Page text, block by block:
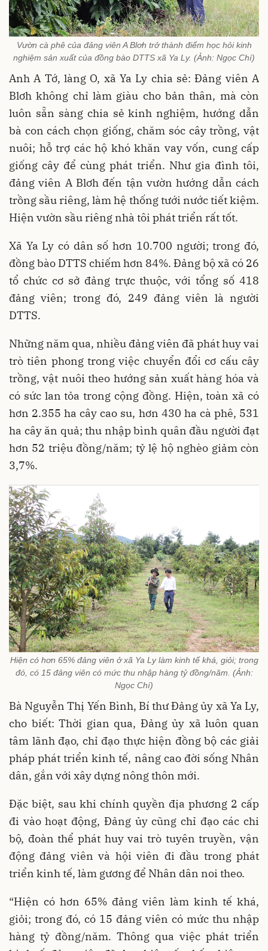
Vườn cà phê của đảng viên A Blơh trở thành điểm học hỏi kinh
nghiệm sản xuất của đồng bào DTTS xã Ya Ly. (Ảnh: Ngọc Chí)
Anh A Tớ, làng O, xã Ya Ly chia sẻ: Đảng viên A
Blơh không chỉ làm giàu cho bản thân, mà còn
luôn sẵn sàng chia sẻ kinh nghiệm, hướng dẫn
bà con cách chọn giống, chăm sóc cây trồng, vật
nuôi; hỗ trợ các hộ khó khăn vay vốn, cung cấp
giống cây để cùng phát triển. Như gia đình tôi,
đảng viên A Blơh đến tận vườn hướng dẫn cách
trồng sầu riêng, làm hệ thống tưới nước tiết kiệm.
Hiện vườn sầu riêng nhà tôi phát triển rất tốt.
Xã Ya Ly có dân số hơn 10.700 người; trong đó,
đồng bào DTTS chiếm hơn 84%. Đảng bộ xã có 26
tổ chức cơ sở đảng trực thuộc, với tổng số 418
đảng viên; trong đó, 249 đảng viên là người
DTTS.
Những năm qua, nhiều đảng viên đã phát huy vai
trò tiên phong trong việc chuyển đổi cơ cấu cây
trồng, vật nuôi theo hướng sản xuất hàng hóa và
có sức lan tỏa trong cộng đồng. Hiện, toàn xã có
hơn 2.355 ha cây cao su, hơn 430 ha cà phê, 531
ha cây ăn quả; thu nhập bình quân đầu người đạt
hơn 52 triệu đồng/năm; tỷ lệ hộ nghèo giảm còn
3,7%.
Hiện có hơn 65% đảng viên ở xã Ya Ly làm kinh tế khá, giỏi; trong
đó, có 15 đảng viên có mức thu nhập hàng tỷ đồng/năm. (Ảnh:
Ngọc Chí)
Bà Nguyễn Thị Yến Bình, Bí thư Đảng ủy xã Ya Ly,
cho biết: Thời gian qua, Đảng ủy xã luôn quan
tâm lãnh đạo, chỉ đạo thực hiện đồng bộ các giải
pháp phát triển kinh tế, nâng cao đời sống Nhân
dân, gắn với xây dựng nông thôn mới.
Đặc biệt, sau khi chính quyền địa phương 2 cấp
đi vào hoạt động, Đảng ủy cũng chỉ đạo các chi
bộ, đoàn thể phát huy vai trò tuyên truyền, vận
động đảng viên và hội viên đi đầu trong phát
triển kinh tế, làm gương để Nhân dân noi theo.
“Hiện có hơn 65% đảng viên làm kinh tế khá,
giỏi; trong đó, có 15 đảng viên có mức thu nhập
hàng tỷ đồng/năm. Thông qua việc phát triển